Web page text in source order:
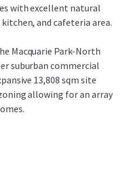
with excellent natural
and cafeteria area.
Macquarie Park-North
suburban commercial
13,808 sqm site
allowing for an array